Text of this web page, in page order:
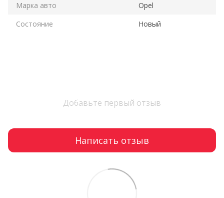
Марка авто
Opel
Состояние
Новый
Добавьте первый отзыв
Написать отзыв